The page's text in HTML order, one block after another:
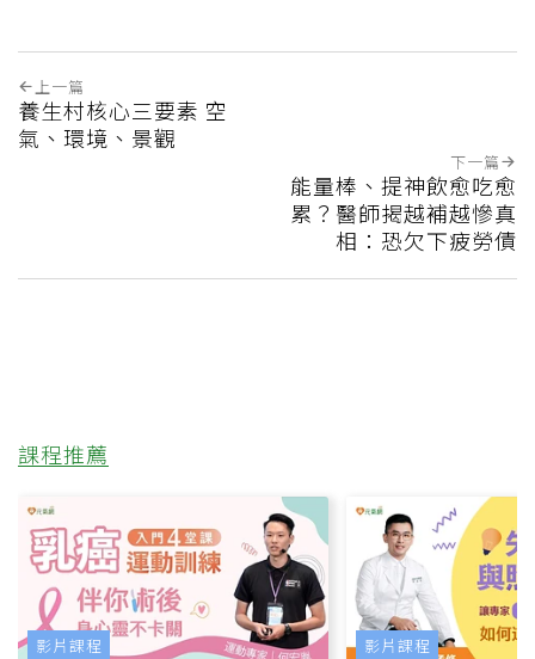
上一篇
養生村核心三要素 空
氣、環境、景觀
下一篇
能量棒、提神飲愈吃愈
累？醫師揭越補越慘真
相：恐欠下疲勞債
課程推薦
影片課程 影片課程